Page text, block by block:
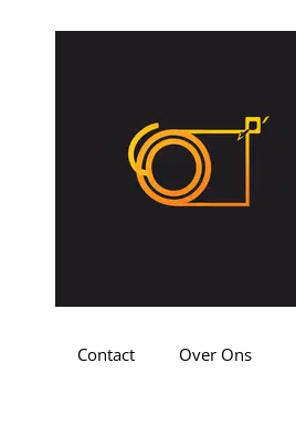
Contact Over Ons